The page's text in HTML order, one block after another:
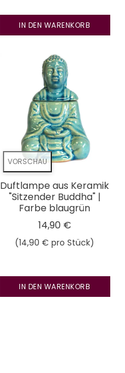
IN DEN WARENKORB
VORSCHAU
Duftlampe aus Keramik
"Sitzender Buddha" |
Farbe blaugrün
14,90 €
(14,90 € pro Stück)
IN DEN WARENKORB